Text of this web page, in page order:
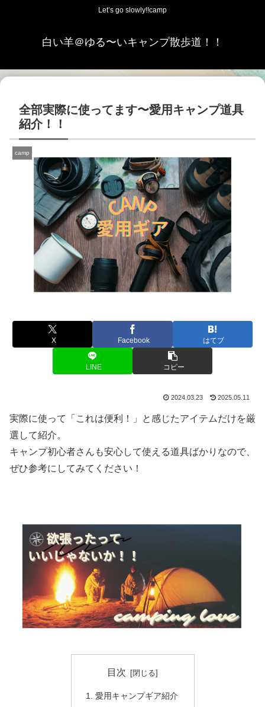
Let’s go slowly!!camp
白い羊＠ゆる〜いキャンプ散歩道！！
全部実際に使ってます〜愛用キャンプ道具
紹介！！
camp
X Facebook はてブ
LINE コピー
2024.03.23 2025.05.11
実際に使って「これは便利！」と感じたアイテムだけを厳
選して紹介。
キャンプ初心者さんも安心して使える道具ばかりなので、
ぜひ参考にしてみてください！
目次
愛用キャンプギア紹介